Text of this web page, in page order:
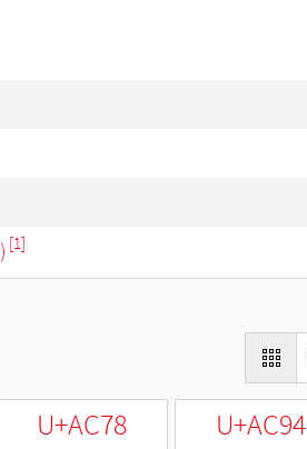
[1]
U+AC78 U+AC94